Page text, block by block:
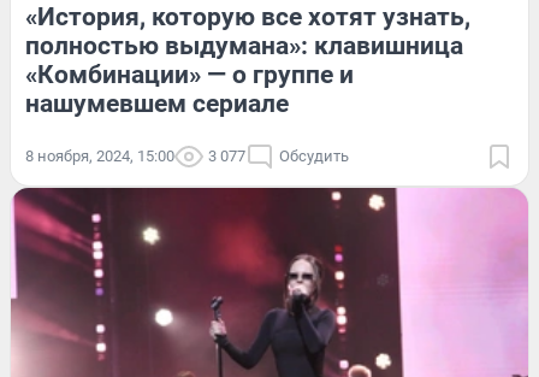
«История, которую все хотят узнать,
полностью выдумана»: клавишница
«Комбинации» — о группе и
нашумевшем сериале
8 ноября, 2024, 15:00 3 077 Обсудить